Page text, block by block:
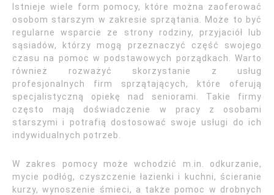
Istnieje wiele form pomocy, które można zaoferować
osobom starszym w zakresie sprzątania. Może to być
regularne wsparcie ze strony rodziny, przyjaciół lub
sąsiadów, którzy mogą przeznaczyć część swojego
czasu na pomoc w podstawowych porządkach. Warto
również rozważyć skorzystanie z usług
profesjonalnych firm sprzątających, które oferują
specjalistyczną opiekę nad seniorami. Takie firmy
często mają doświadczenie w pracy z osobami
starszymi i potrafią dostosować swoje usługi do ich
indywidualnych potrzeb.
W zakres pomocy może wchodzić m.in. odkurzanie,
mycie podłóg, czyszczenie łazienki i kuchni, ścieranie
kurzy, wynoszenie śmieci, a także pomoc w drobnych